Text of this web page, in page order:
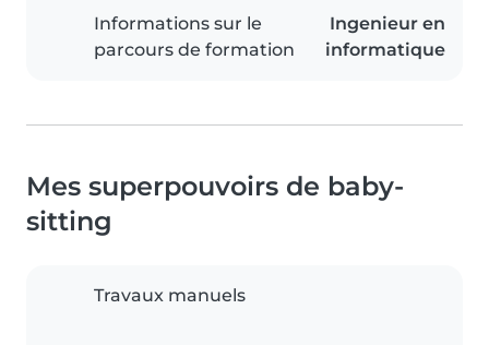
Informations sur le
parcours de formation
Ingenieur en
informatique
Mes superpouvoirs de baby-
sitting
Travaux manuels